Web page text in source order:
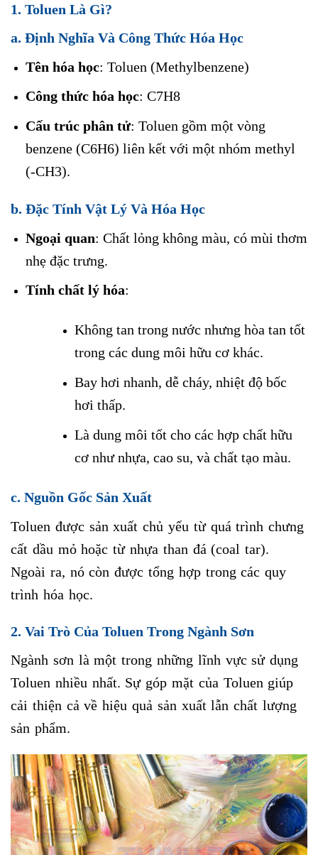
1. Toluen Là Gì?
a. Định Nghĩa Và Công Thức Hóa Học
Tên hóa học: Toluen (Methylbenzene)
Công thức hóa học: C7H8
Cấu trúc phân tử: Toluen gồm một vòng
benzene (C6H6) liên kết với một nhóm methyl
(-CH3).
b. Đặc Tính Vật Lý Và Hóa Học
Ngoại quan: Chất lỏng không màu, có mùi thơm
nhẹ đặc trưng.
Tính chất lý hóa:
Không tan trong nước nhưng hòa tan tốt
trong các dung môi hữu cơ khác.
Bay hơi nhanh, dễ cháy, nhiệt độ bốc
hơi thấp.
Là dung môi tốt cho các hợp chất hữu
cơ như nhựa, cao su, và chất tạo màu.
c. Nguồn Gốc Sản Xuất
Toluen được sản xuất chủ yếu từ quá trình chưng
cất dầu mỏ hoặc từ nhựa than đá (coal tar).
Ngoài ra, nó còn được tổng hợp trong các quy
trình hóa học.
2. Vai Trò Của Toluen Trong Ngành Sơn
Ngành sơn là một trong những lĩnh vực sử dụng
Toluen nhiều nhất. Sự góp mặt của Toluen giúp
cải thiện cả về hiệu quả sản xuất lẫn chất lượng
sản phẩm.